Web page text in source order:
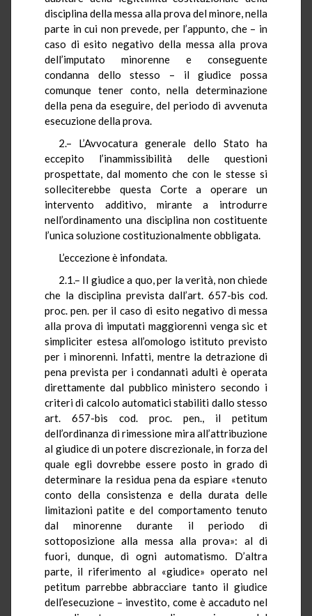
disciplina della messa alla prova del minore, nella
parte in cui non prevede, per l’appunto, che – in
caso di esito negativo della messa alla prova
dell’imputato minorenne e conseguente
condanna dello stesso – il giudice possa
comunque tener conto, nella determinazione
della pena da eseguire, del periodo di avvenuta
esecuzione della prova.
2.– L’Avvocatura generale dello Stato ha
eccepito l’inammissibilità delle questioni
prospettate, dal momento che con le stesse si
solleciterebbe questa Corte a operare un
intervento additivo, mirante a introdurre
nell’ordinamento una disciplina non costituente
l’unica soluzione costituzionalmente obbligata.
L’eccezione è infondata.
2.1.– Il giudice a quo, per la verità, non chiede
che la disciplina prevista dall’art. 657-bis cod.
proc. pen. per il caso di esito negativo di messa
alla prova di imputati maggiorenni venga sic et
simpliciter estesa all’omologo istituto previsto
per i minorenni. Infatti, mentre la detrazione di
pena prevista per i condannati adulti è operata
direttamente dal pubblico ministero secondo i
criteri di calcolo automatici stabiliti dallo stesso
art. 657-bis cod. proc. pen., il petitum
dell’ordinanza di rimessione mira all’attribuzione
al giudice di un potere discrezionale, in forza del
quale egli dovrebbe essere posto in grado di
determinare la residua pena da espiare «tenuto
conto della consistenza e della durata delle
limitazioni patite e del comportamento tenuto
dal minorenne durante il periodo di
sottoposizione alla messa alla prova»: al di
fuori, dunque, di ogni automatismo. D’altra
parte, il riferimento al «giudice» operato nel
petitum parrebbe abbracciare tanto il giudice
dell’esecuzione – investito, come è accaduto nel